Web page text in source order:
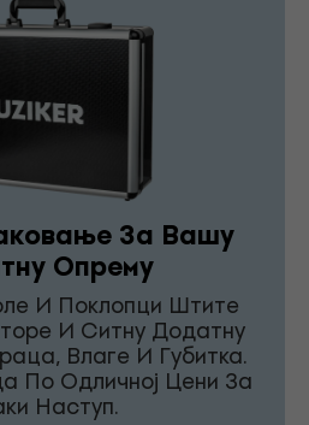
За Вашу
Опрему
И Поклопци Штите
И Ситну Додатну
Влаге И Губитка.
По Одличној Цени За
Наступ.